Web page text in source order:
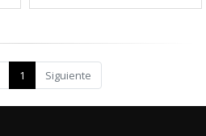
1 Siguiente